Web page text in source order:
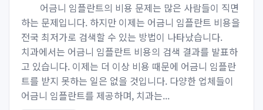
어금니 임플란트의 비용 문제는 많은 사람들이 직면
하는 문제입니다. 하지만 이제는 어금니 임플란트 비용을
전국 최저가로 검색할 수 있는 방법이 나타났습니다.
치과에서는 어금니 임플란트 비용의 검색 결과를 발표하
고 있습니다. 이제는 더 이상 비용 때문에 어금니 임플란
트를 받지 못하는 일은 없을 것입니다. 다양한 업체들이
어금니 임플란트를 제공하며, 치과는...